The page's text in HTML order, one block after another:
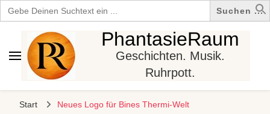
Search
for:
PhantasieRaum
Geschichten. Musik.
Ruhrpott.
Start Neues Logo für Bines Thermi-Welt